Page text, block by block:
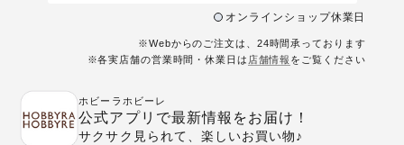
オンラインショップ休業日
※Webからのご注文は、24時間承っております
※各実店舗の営業時間・休業日は 店舗情報 をご覧ください
ホビーラホビーレ
公式アプリで最新情報をお届け！
サクサク見られて、楽しいお買い物♪